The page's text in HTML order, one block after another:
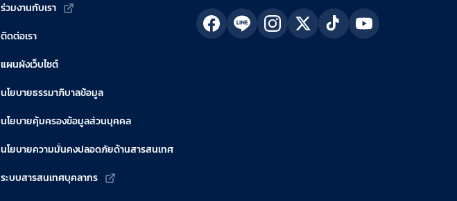
ร่วมงานกับเรา
ติดต่อเรา
แผนผังเว็บไซต์
นโยบายธรรมาภิบาลข้อมูล
นโยบายคุ้มครองข้อมูลส่วนบุคคล
นโยบายความมั่นคงปลอดภัยด้านสารสนเทศ
ระบบสารสนเทศบุคลากร